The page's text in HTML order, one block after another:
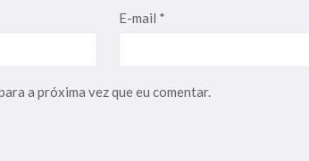
E-mail *
a próxima vez que eu comentar.